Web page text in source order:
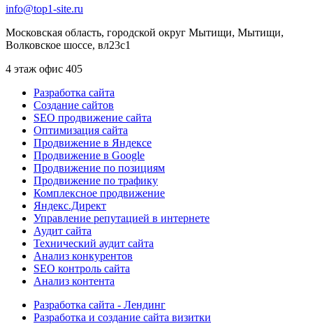
info@top1-site.ru
Московская область, городской округ Мытищи, Мытищи,
Волковское шоссе, вл23с1
4 этаж офис 405
Разработка сайта
Создание сайтов
SEO продвижение сайта
Оптимизация сайта
Продвижение в Яндексе
Продвижение в Google
Продвижение по позициям
Продвижение по трафику
Комплексное продвижение
Яндекс.Директ
Управление репутацией в интернете
Аудит сайта
Технический аудит сайта
Анализ конкурентов
SEO контроль сайта
Анализ контента
Разработка сайта - Лендинг
Разработка и создание сайта визитки